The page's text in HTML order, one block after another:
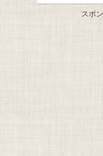
スポ